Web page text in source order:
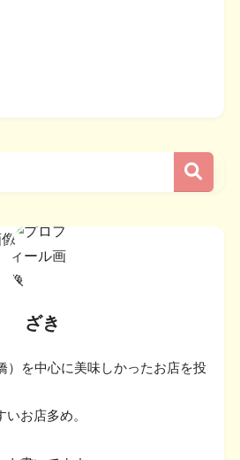
ざき
）を中心に美味しかったお店を投
お店多め。